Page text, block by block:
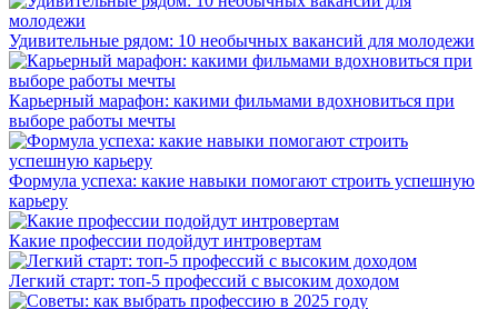
Удивительные рядом: 10 необычных вакансий для молодежи
Карьерный марафон: какими фильмами вдохновиться при
выборе работы мечты
Формула успеха: какие навыки помогают строить успешную
карьеру
Какие профессии подойдут интровертам
Легкий старт: топ-5 профессий с высоким доходом